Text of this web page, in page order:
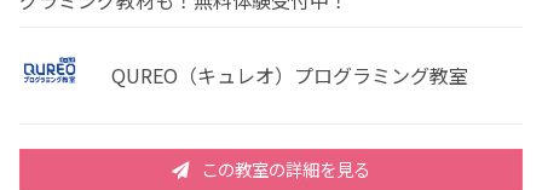
QUREO（キュレオ）プログラミング教室
この教室の詳細を見る